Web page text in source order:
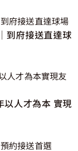
到府接送直達球
以人才為本 實現